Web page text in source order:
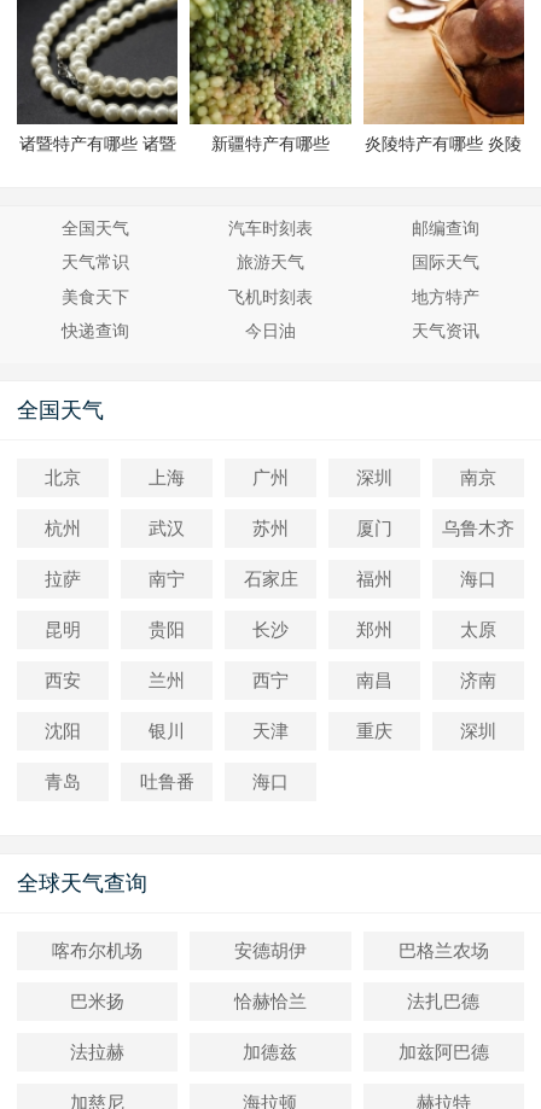
诸暨特产有哪些 诸暨
新疆特产有哪些
炎陵特产有哪些 炎陵
全国天气 汽车时刻表
邮编查询
天气常识
旅游天气
国际天气
美食天下
飞机时刻表
地方特产
快递查询
今日油 天气资讯
全国天气
北京 上海 广州 深圳 南京
杭州 武汉 苏州 厦门 乌鲁木齐
拉萨 南宁 石家庄 福州 海口
昆明 贵阳 长沙 郑州 太原
西安 兰州 西宁 南昌 济南
沈阳 银川 天津 重庆 深圳
青岛 吐鲁番 海口
全球天气查询
喀布尔机场 安德胡伊 巴格兰农场
巴米扬 恰赫恰兰 法扎巴德
法拉赫 加德兹 加兹阿巴德
加慈尼 海拉顿 赫拉特